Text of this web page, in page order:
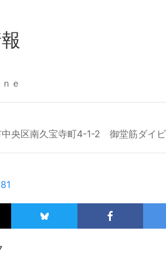
ｅ
中央区南久宝寺町4-1-2 御堂筋ダイ